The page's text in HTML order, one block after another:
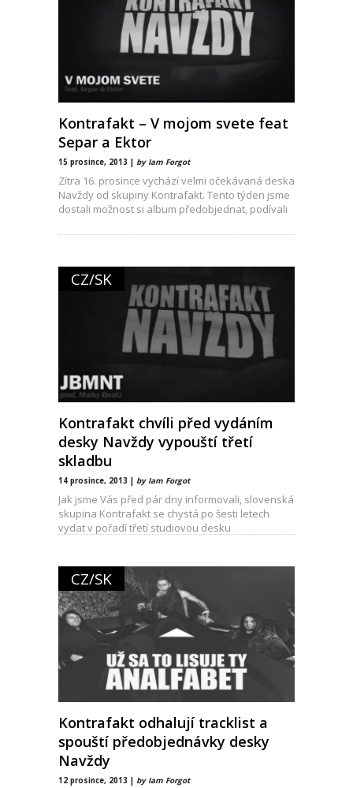
Kontrafakt – V mojom svete feat
Separ a Ektor
15 prosince, 2013 | by Iam Forgot
Zítra 16. prosince vychází velmi očekávaná deska
Navždy od skupiny Kontrafakt. Tento týden jsme
dostali možnost si album předobjednat, podívali
CZ/SK
Kontrafakt chvíli před vydáním
desky Navždy vypouští třetí
skladbu
14 prosince, 2013 | by Iam Forgot
Jak jsme Vás před pár dny informovali, slovenská
skupina Kontrafakt se chystá po šesti letech
vydat v pořadí třetí studiovou desku
CZ/SK
Kontrafakt odhalují tracklist a
spouští předobjednávky desky
Navždy
12 prosince, 2013 | by Iam Forgot